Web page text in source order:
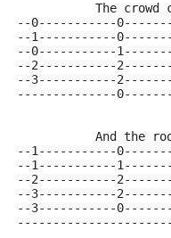
The crowd
--0-----------
--1-----------
--0-----------
--2-----------
--3-----------
--------------
And the
--1-----------
--1-----------
--2-----------
--3-----------
--3-----------